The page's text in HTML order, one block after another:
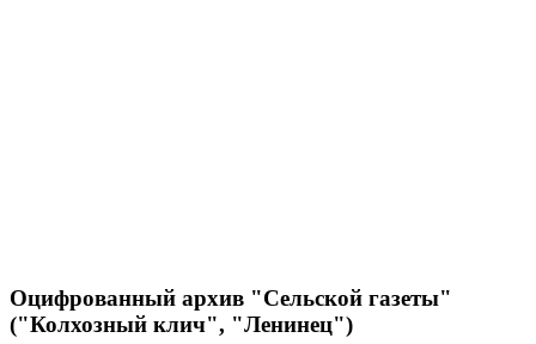
Оцифрованный архив "Сельской газеты"
("Колхозный клич", "Ленинец")